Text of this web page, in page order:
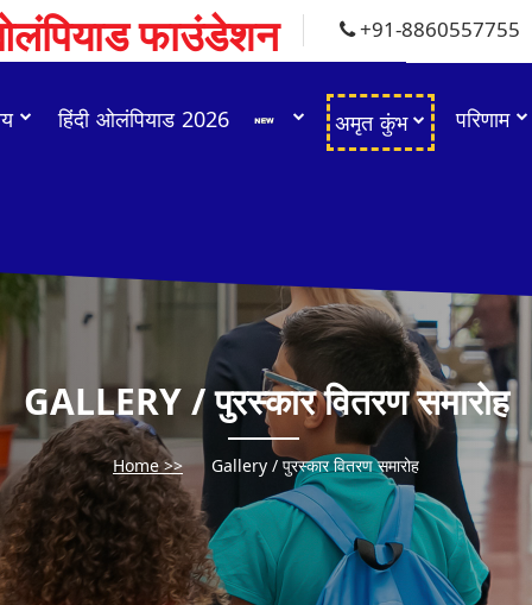
फाउंडेशन +91-8860557755
हिंदी ओलंपियाड 2026 अमृत कुंभ परिणाम
GALLERY / पुरस्कार वितरण समारोह
Home >> Gallery / पुरस्कार वितरण समारोह